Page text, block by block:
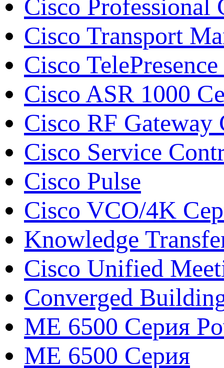
Cisco
Cisco Transport
Cisco
Cisco ASR 1000
Cisco RF Gateway
Cisco Service
Cisco Pulse
Cisco VCO/4K
Knowledge
Cisco Unified
Converged
ME 6500 Серия
ME 6500 Серия